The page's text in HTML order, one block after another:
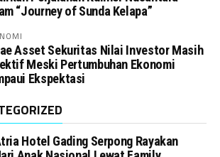
“Journey of Sunda Kelapa”
Asset Sekuritas Nilai Investor Masih
Meski Pertumbuhan Ekonomi
Ekspektasi
Hotel Gading Serpong Rayakan